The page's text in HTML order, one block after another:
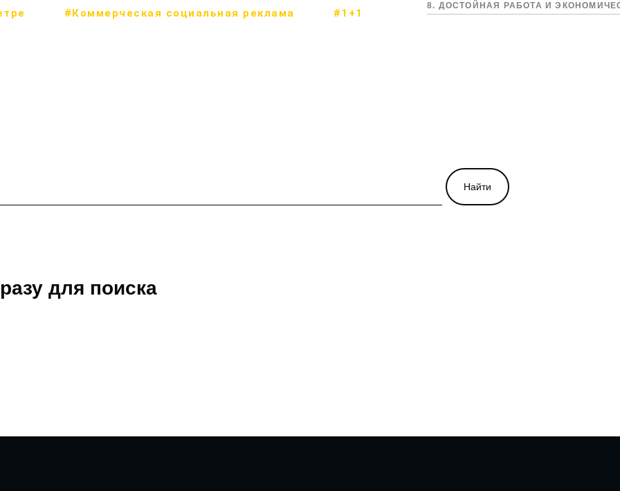
#Коммерческая социальная реклама #1+1
8. ДОСТОЙНАЯ РАБОТА И
Найти
для поиска